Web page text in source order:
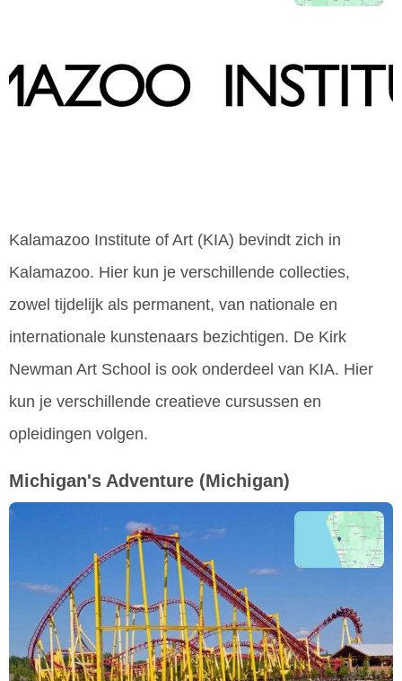
Kalamazoo Institute of Art (KIA) bevindt zich in
Kalamazoo. Hier kun je verschillende collecties,
zowel tijdelijk als permanent, van nationale en
internationale kunstenaars bezichtigen. De Kirk
Newman Art School is ook onderdeel van KIA. Hier
kun je verschillende creatieve cursussen en
opleidingen volgen.
Michigan's Adventure (Michigan)